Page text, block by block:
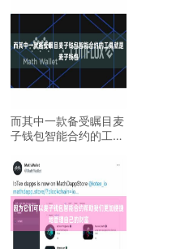
而其中一款备受瞩目麦
子钱包智能合约的工具